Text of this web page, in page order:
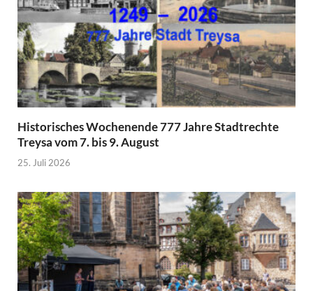
Historisches Wochenende 777 Jahre Stadtrechte
Treysa vom 7. bis 9. August
25. Juli 2026